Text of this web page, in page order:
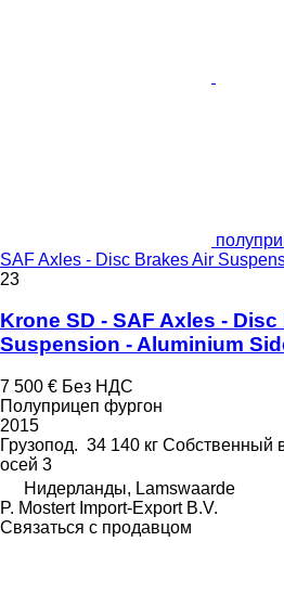
SAF Axles - Disc Brakes Air
23
Krone SD - SAF Axles -
Suspension - Aluminium
7 500 € Без НДС
Полуприцеп фургон
2015
Грузопод. 34 140 кг Собственный
осей 3
Нидерланды, Lamswaarde
P. Mostert Import-Export B.V.
Связаться с продавцом